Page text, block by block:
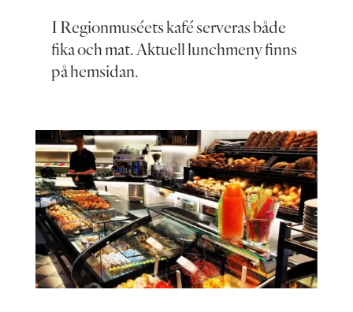
I Regionmuséets kafé serveras både
fika och mat. Aktuell lunchmeny finns
på hemsidan.